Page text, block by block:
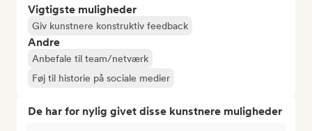
Vigtigste muligheder
Giv kunstnere konstruktiv feedback
Andre
Anbefale til team/netværk
Føj til historie på sociale medier
De har for nylig givet disse kunstnere muligheder